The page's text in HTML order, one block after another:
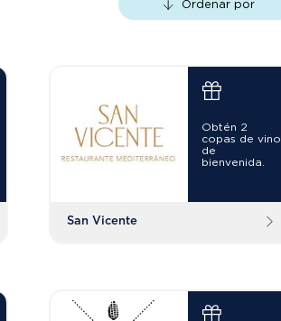
Ordenar por
Obtén 2
copas de vino
de
bienvenida.
San Vicente